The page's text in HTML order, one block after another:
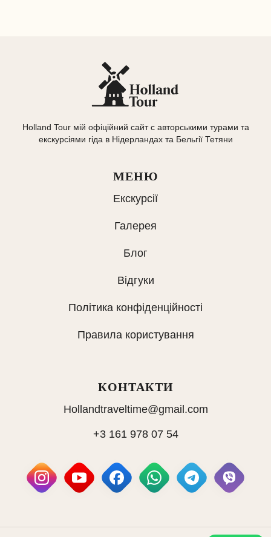
Holland Tour мій офіційний сайт с авторськими турами та
екскурсіями гіда в Нідерландах та Бельгії Тетяни
МЕНЮ
Екскурсії
Галерея
Блог
Відгуки
Політика конфіденційності
Правила користування
КОНТАКТИ
Hollandtraveltime@gmail.com
+3 161 978 07 54